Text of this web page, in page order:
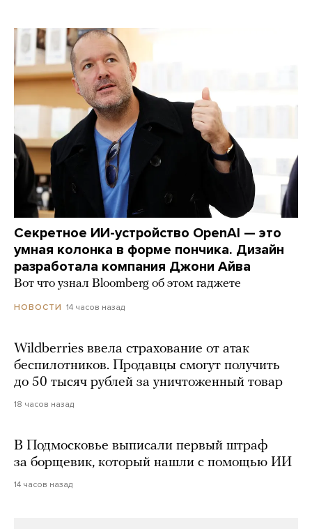
Секретное ИИ-устройство OpenAI — это
умная колонка в форме пончика. Дизайн
разработала компания Джони Айва
Вот что узнал Bloomberg об этом гаджете
НОВОСТИ 14 часов назад
Wildberries ввела страхование от атак
беспилотников. Продавцы смогут получить
до 50 тысяч рублей за уничтоженный товар
18 часов назад
В Подмосковье выписали первый штраф
за борщевик, который нашли с помощью ИИ
14 часов назад